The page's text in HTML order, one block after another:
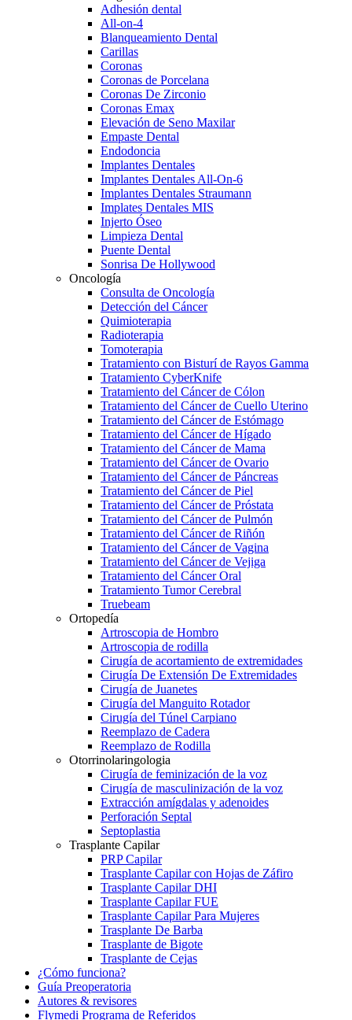
Adhesión dental
All-on-4
Blanqueamiento Dental
Carillas
Coronas
Coronas de Porcelana
Coronas De Zirconio
Coronas Emax
Elevación de Seno Maxilar
Empaste Dental
Endodoncia
Implantes Dentales
Implantes Dentales All-On-6
Implantes Dentales Straumann
Implates Dentales MIS
Injerto Óseo
Limpieza Dental
Puente Dental
Sonrisa De Hollywood
Oncología
Consulta de Oncología
Detección del Cáncer
Quimioterapia
Radioterapia
Tomoterapia
Tratamiento con Bisturí de Rayos Gamma
Tratamiento CyberKnife
Tratamiento del Cáncer de Cólon
Tratamiento del Cáncer de Cuello Uterino
Tratamiento del Cáncer de Estómago
Tratamiento del Cáncer de Hígado
Tratamiento del Cáncer de Mama
Tratamiento del Cáncer de Ovario
Tratamiento del Cáncer de Páncreas
Tratamiento del Cáncer de Piel
Tratamiento del Cáncer de Próstata
Tratamiento del Cáncer de Pulmón
Tratamiento del Cáncer de Riñón
Tratamiento del Cáncer de Vagina
Tratamiento del Cáncer de Vejiga
Tratamiento del Cáncer Oral
Tratamiento Tumor Cerebral
Truebeam
Ortopedía
Artroscopia de Hombro
Artroscopia de rodilla
Cirugía de acortamiento de extremidades
Cirugía De Extensión De Extremidades
Cirugía de Juanetes
Cirugía del Manguito Rotador
Cirugía del Túnel Carpiano
Reemplazo de Cadera
Reemplazo de Rodilla
Otorrinolaringologia
Cirugía de feminización de la voz
Cirugía de masculinización de la voz
Extracción amígdalas y adenoides
Perforación Septal
Septoplastia
Trasplante Capilar
PRP Capilar
Trasplante Capilar con Hojas de Záfiro
Trasplante Capilar DHI
Trasplante Capilar FUE
Trasplante Capilar Para Mujeres
Trasplante De Barba
Trasplante de Bigote
Trasplante de Cejas
¿Cómo funciona?
Guía Preoperatoria
Autores & revisores
Flymedi Programa de Referidos